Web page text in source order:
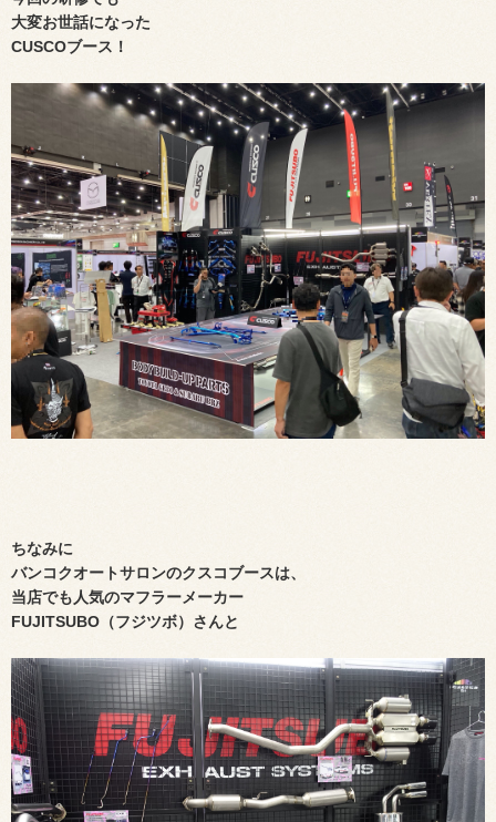
大変お世話になった
CUSCOブース！
ちなみに
バンコクオートサロンのクスコブースは、
当店でも人気のマフラーメーカー
FUJITSUBO（フジツボ）さんと